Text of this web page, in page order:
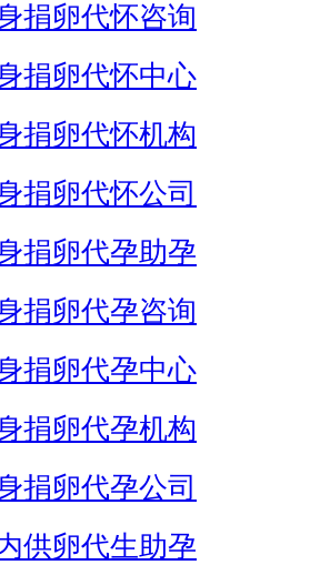
捐卵代怀咨询
捐卵代怀中心
捐卵代怀机构
捐卵代怀公司
捐卵代孕助孕
捐卵代孕咨询
捐卵代孕中心
捐卵代孕机构
捐卵代孕公司
供卵代生助孕